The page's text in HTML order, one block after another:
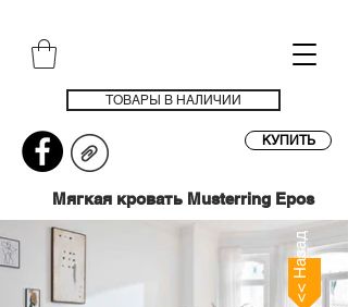
ТОВАРЫ В НАЛИЧИИ
КУПИТЬ
Мягкая кровать Musterring Epos
<< Назад